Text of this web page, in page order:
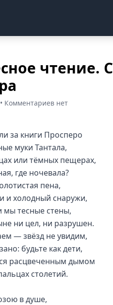
чтение.
Комментариев нет
за книги Просперо
муки Тантала,
или тёмных пещерах,
где ночевала?
пена,
и холодный снаружи,
мы тесные стены,
ни цел, ни разрушен.
— звёзд не увидим,
будьте как дети,
расцвеченным дымом
столетий.
в душе,